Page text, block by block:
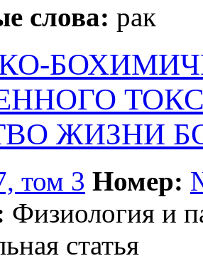
слова: рак
ЖИЗНИ
том 3 Номер:
Физиология и
статья